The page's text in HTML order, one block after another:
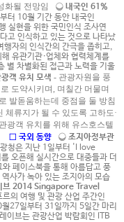
화될 전망임
❍ 내국인 61%
터 10월 기간 동안 내국인
실현을 위한 국민인식 조사연
고 인식하고 있는 것으로 나타났
자의 인식간의 간극을 좁히고,
유관기관·업체와 협력체계를
별 차별화된 접근과 노력을 기울
객 유치 모색 - 관광자원을 풍
도약시키며, 며칠간 머물며
발돋움하는데 중점을 둘 방침
체류지가 될 수 있도록 고하도·
광객 유치를 위해 유스호스텔
□ 국외 동향
❍ 조지아정부관
청은 지난 1일부터 'I love
오픈해 실시간으로 대중들과 더
페이스북을 통해 아름답고 풍
사가 녹아 있는 조지아의 모습
브 2014 Singapore Travel
의 여행 및 관광 산업 주간인
27일부터 31일까지 5일간 마리
이브는 관광산업 박람회인 ITB